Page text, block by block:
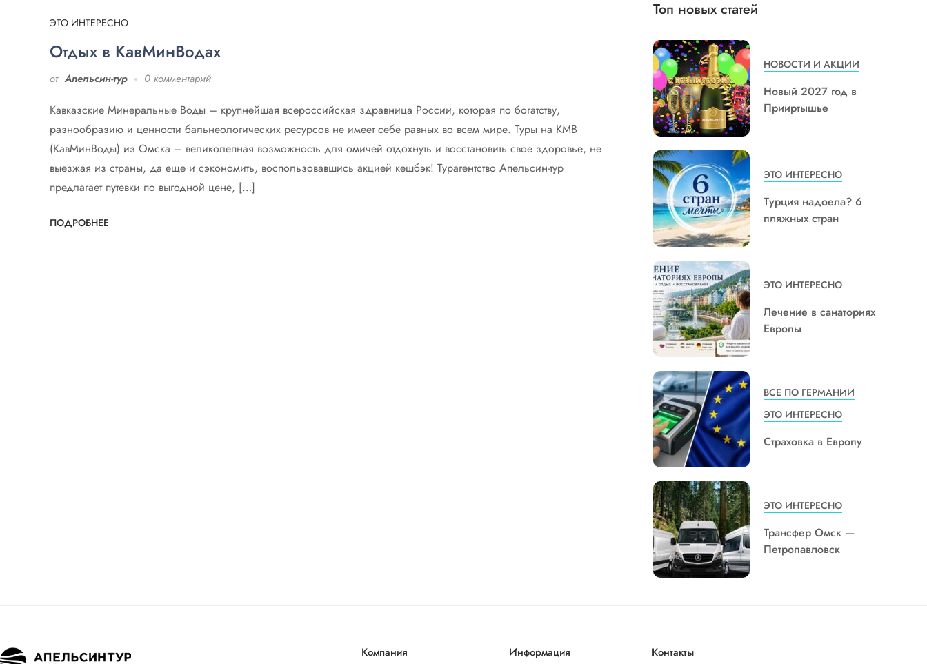
ЭТО ИНТЕРЕСНО
Отдых в КавМинВодах
от Апельсин-тур 0 комментарий
Кавказские Минеральные Воды – крупнейшая всероссийская здравница России, которая по богатству,
разнообразию и ценности бальнеологических ресурсов не имеет себе равных во всем мире. Туры на КМВ
(КавМинВоды) из Омска – великолепная возможность для омичей отдохнуть и восстановить свое здоровье, не
выезжая из страны, да еще и сэкономить, воспользовавшись акцией кешбэк! Турагентство Апельсин-тур
предлагает путевки по выгодной цене, […]
ПОДРОБНЕЕ
Топ новых статей
НОВОСТИ И АКЦИИ
Новый 2027 год в
Прииртышье
ЭТО ИНТЕРЕСНО
Турция надоела? 6
пляжных стран
ЭТО ИНТЕРЕСНО
Лечение в санаториях
Европы
ВСЕ ПО ГЕРМАНИИ
ЭТО ИНТЕРЕСНО
Страховка в Европу
ЭТО ИНТЕРЕСНО
Трансфер Омск —
Петропавловск
Компания Информация Контакты